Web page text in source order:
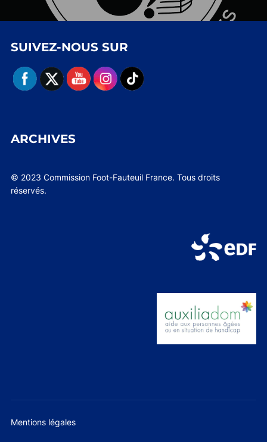
SUIVEZ-NOUS SUR
ARCHIVES
© 2023 Commission Foot-Fauteuil France. Tous droits
réservés.
Mentions légales